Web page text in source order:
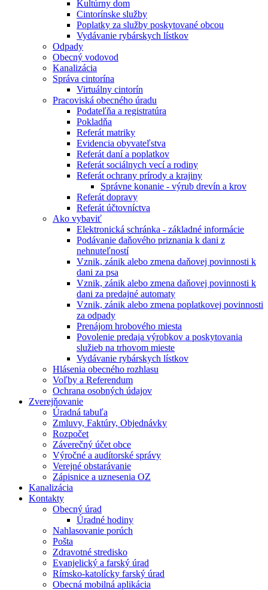
Kultúrny dom
Cintorínske služby
Poplatky za služby poskytované obcou
Vydávanie rybárskych lístkov
Odpady
Obecný vodovod
Kanalizácia
Správa cintorína
Virtuálny cintorín
Pracoviská obecného úradu
Podateľňa a registratúra
Pokladňa
Referát matriky
Evidencia obyvateľstva
Referát daní a poplatkov
Referát sociálnych vecí a rodiny
Referát ochrany prírody a krajiny
Správne konanie - výrub drevín a krov
Referát dopravy
Referát účtovníctva
Ako vybaviť
Elektronická schránka - základné informácie
Podávanie daňového priznania k dani z
nehnuteľností
Vznik, zánik alebo zmena daňovej povinnosti k
dani za psa
Vznik, zánik alebo zmena daňovej povinnosti k
dani za predajné automaty
Vznik, zánik alebo zmena poplatkovej povinnosti
za odpady
Prenájom hrobového miesta
Povolenie predaja výrobkov a poskytovania
služieb na trhovom mieste
Vydávanie rybárskych lístkov
Hlásenia obecného rozhlasu
Voľby a Referendum
Ochrana osobných údajov
Zverejňovanie
Úradná tabuľa
Zmluvy, Faktúry, Objednávky
Rozpočet
Záverečný účet obce
Výročné a audítorské správy
Verejné obstarávanie
Zápisnice a uznesenia OZ
Kanalizácia
Kontakty
Obecný úrad
Úradné hodiny
Nahlasovanie porúch
Pošta
Zdravotné stredisko
Evanjelický a farský úrad
Rímsko-katolícky farský úrad
Obecná mobilná aplikácia